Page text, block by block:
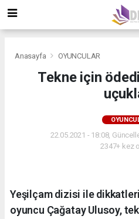
Anasayfa OYUNCULAR
Tekne için
22.05.2021 - 18:08,
2347+ kez
Yeşilçam dizisi ile dikkatleri
oyuncu Çağatay Ulusoy,